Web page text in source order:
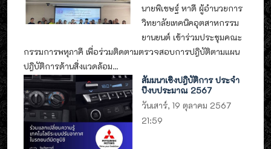
นายพิเชษฐ์ หาดี ผู้อำนวยการ
วิทยาลัยเทคนิคอุตสาหกรรม
ยานยนต์ เข้าร่วมประชุมคณะ
กรรมการพหุภาคี เพื่อร่วมติดตามตรวจสอบการปฎิบัติตามแผน
ปฎิบัติการด้านสิ่งแวดล้อม...
สัมมนาเชิงปฎิบัติการ ประจำ
ปีงบประมาณ 2567
วันเสาร์, 19 ตุลาคม 2567
21:59